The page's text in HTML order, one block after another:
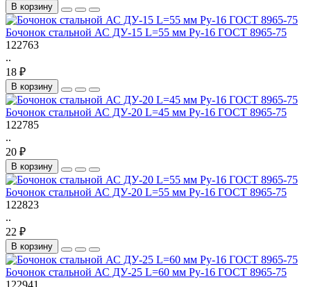
В корзину
Бочонок стальной АС ДУ-15 L=55 мм Ру-16 ГОСТ 8965-75
122763
..
18 ₽
В корзину
Бочонок стальной АС ДУ-20 L=45 мм Ру-16 ГОСТ 8965-75
122785
..
20 ₽
В корзину
Бочонок стальной АС ДУ-20 L=55 мм Ру-16 ГОСТ 8965-75
122823
..
22 ₽
В корзину
Бочонок стальной АС ДУ-25 L=60 мм Ру-16 ГОСТ 8965-75
122941